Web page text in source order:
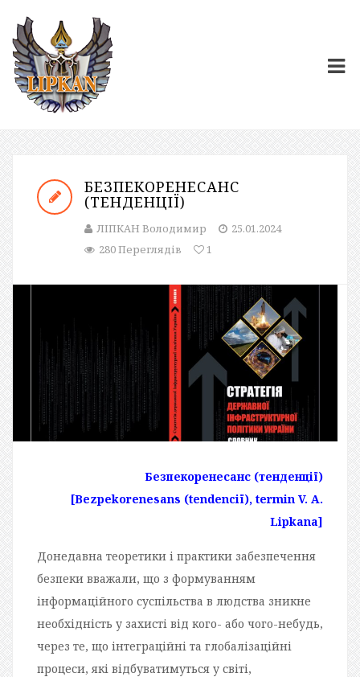
БЕЗПЕКОРЕНЕСАНС
(ТЕНДЕНЦІЇ)
ЛІПКАН Володимир
25.01.2024
280 Переглядів
1
Безпекоренесанс (тенденції)
[Bezpekorenesans (tendenciї), termin V. A.
Lipkana]
Донедавна теоретики і практики забезпечення
безпеки вважали, що з формуванням
інформаційного суспільства в людства зникне
необхідність у захисті від кого- або чого-небудь,
через те, що інтеграційні та глобалізаційні
процеси, які відбуватимуться у світі,